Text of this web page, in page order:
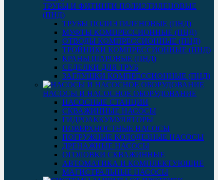
ТРУБЫ И ФИТИНГИ ПОЛИЭТИЛЕНОВЫЕ
(ПНД)
ТРУБЫ ПОЛИЭТИЛЕНОВЫЕ (ПНД)
МУФТЫ КОМПРЕССИОННЫЕ (ПНД)
ОТВОДЫ КОМПРЕССИОННЫЕ (ПНД)
ТРОЙНИКИ КОМПРЕССИОННЫЕ (ПНД)
КРАНЫ ШАРОВЫЕ (ПНД)
СЕДЕЛКИ ДЛЯ ТРУБ
ЗАГЛУШКИ КОМПРЕССИОННЫЕ (ПНД)
НАСОСЫ И НАСОСНОЕ ОБОРУДОВАНИЕ
НАСОСНЫЕ СТАНЦИИ
СКВАЖИННЫЕ НАСОСЫ
ГИДРОАККУМУЛЯТОРЫ
ПОВЕРХНОСТНЫЕ НАСОСЫ
ПОГРУЖНЫЕ КОЛОДЕЗНЫЕ НАСОСЫ
ДРЕНАЖНЫЕ НАСОСЫ
ОГОЛОВКИ СКВАЖИННЫЕ
АВТОМАТИКА И КОМПЛЕКТУЮЩИЕ
МАГИСТРАЛЬНЫЕ НАСОСЫ